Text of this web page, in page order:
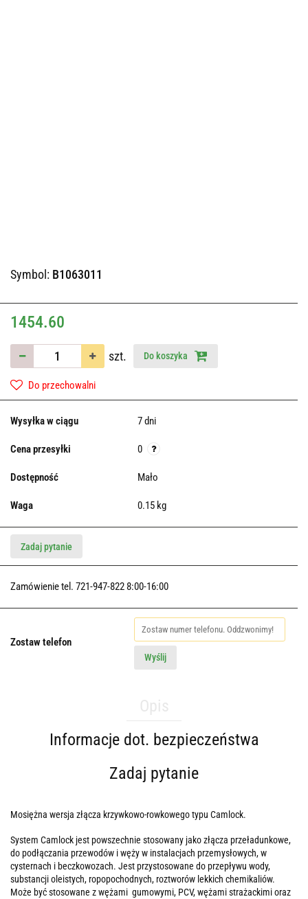
Symbol: B1063011
1454.60
szt. Do koszyka
Do przechowalni
Wysyłka w ciągu 7 dni
Cena przesyłki 0
Dostępność Mało
Waga 0.15 kg
Zadaj pytanie
Zamówienie tel. 721-947-822 8:00-16:00
Zostaw telefon
Wyślij
Informacje dot. bezpieczeństwa
Zadaj pytanie
Mosiężna wersja złącza krzywkowo-rowkowego typu Camlock.
System Camlock jest powszechnie stosowany jako złącza przeładunkowe,
do podłączania przewodów i węży w instalacjach przemysłowych, w
cysternach i beczkowozach. Jest przystosowane do przepływu wody,
substancji oleistych, ropopochodnych, roztworów lekkich chemikaliów.
Może być stosowane z wężami gumowymi, PCV, wężami strażackimi oraz